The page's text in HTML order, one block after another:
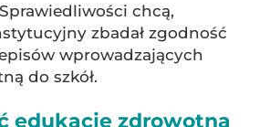
chcą,
zbadał zgodność
wprowadzających
do szkół.
edukację zdrowotną